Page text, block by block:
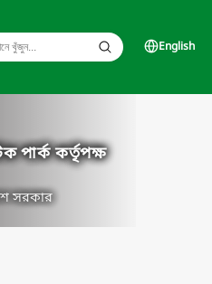
English
পার্ক কর্তৃপক্ষ
সরকার